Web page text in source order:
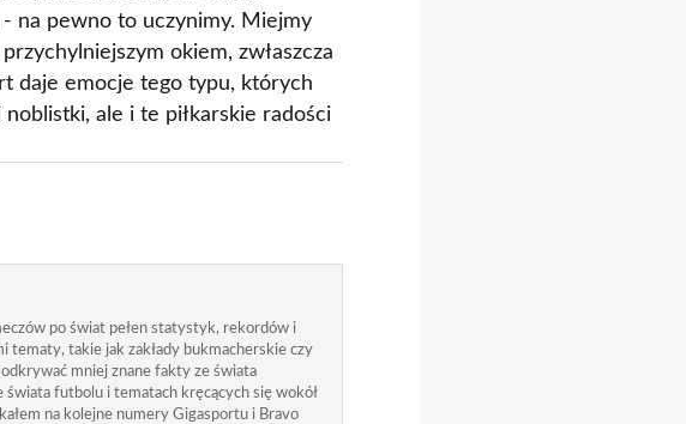
na pewno to uczynimy. Miejmy
okiem, zwłaszcza
daje emocje tego typu, których
ale i te piłkarskie radości
po świat pełen statystyk, rekordów i
tematy, takie jak zakłady bukmacherskie czy
mniej znane fakty ze świata
futbolu i tematach kręcących się wokół
na kolejne numery Gigasportu i Bravo